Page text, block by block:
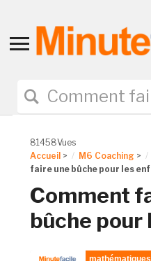
Toggle
navigation
81458Vues
Accueil > M6 Coaching >
faire une bûche pour les
Comment
bûche pour